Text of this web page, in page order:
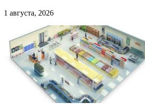
1 августа, 2026